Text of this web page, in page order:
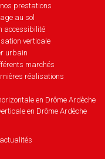
prestations
au sol
accessibilité
verticale
urbain
marchés
réalisations
en Drôme Ardèche
en Drôme Ardèche